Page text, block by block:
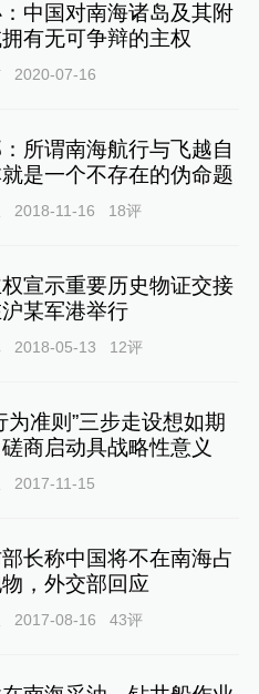
中国对南海诸岛及其附
有无可争辩的主权
2020-07-16
所谓南海航行与飞越自
是一个不存在的伪命题
2018-11-16 18评
宣示重要历史物证交接
某军港举行
2018-05-13 12评
为准则”三步走设想如期
商启动具战略性意义
2017-11-15
长称中国将不在南海占
，外交部回应
2017-08-16 43评